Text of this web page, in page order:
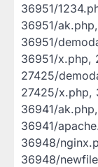
36951/
36951/
36951/
36951/x.php,
27425/
27425/x.php,
36941/
36941/
36948/
36948/